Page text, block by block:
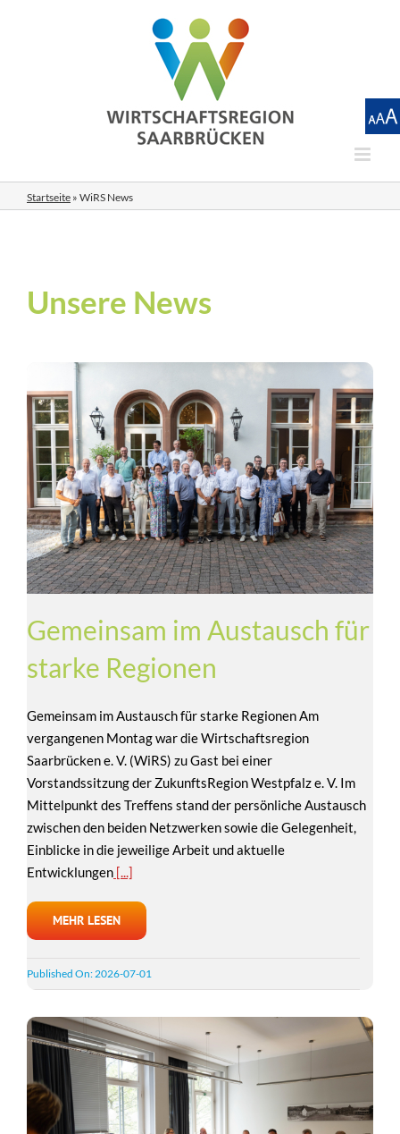
Startseite » WiRS News
Unsere News
Gemeinsam im Austausch für
starke Regionen
Gemeinsam im Austausch für starke Regionen Am
vergangenen Montag war die Wirtschaftsregion
Saarbrücken e. V. (WiRS) zu Gast bei einer
Vorstandssitzung der ZukunftsRegion Westpfalz e. V. Im
Mittelpunkt des Treffens stand der persönliche Austausch
zwischen den beiden Netzwerken sowie die Gelegenheit,
Einblicke in die jeweilige Arbeit und aktuelle
Entwicklungen[...]
MEHR LESEN
Published On: 2026-07-01